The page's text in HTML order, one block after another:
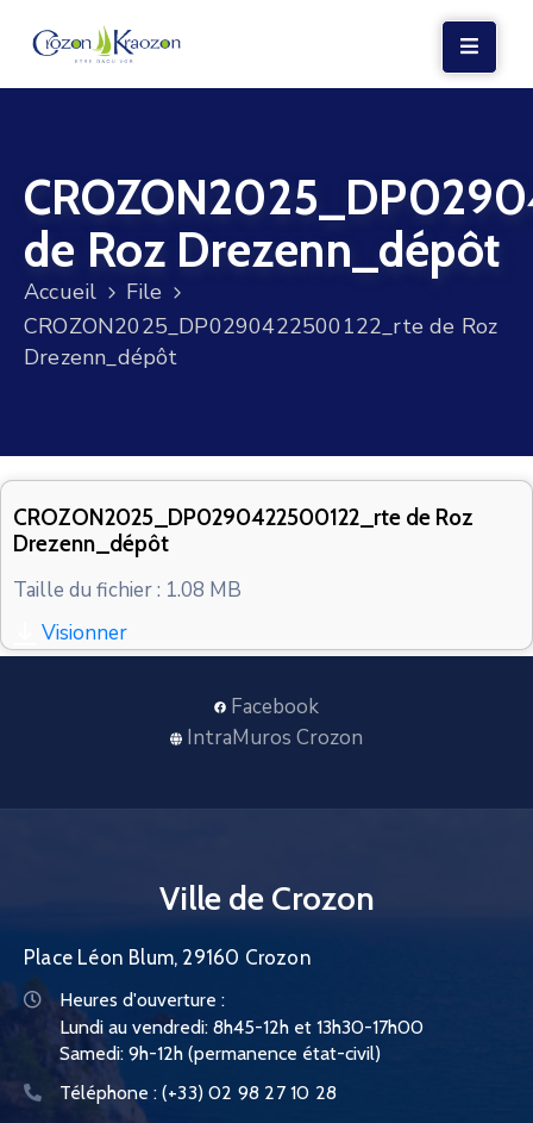
VIE
LOCALE
VIE
SOCIALE
TERRE
VOS
CONTACT
de Roz Drezenn_dépôt
Accueil
File
CROZON2025_DP0290422500122_rte de Roz
Drezenn_dépôt
CROZON2025_DP0290422500122_rte de Roz
Drezenn_dépôt
Taille du fichier : 1.08 MB
Visionner
Facebook
IntraMuros Crozon
Ville de Crozon
Place Léon Blum, 29160 Crozon
Heures d'ouverture :
Lundi au vendredi: 8h45-12h et 13h30-17h00
Samedi: 9h-12h (permanence état-civil)
Téléphone : (+33) 02 98 27 10 28